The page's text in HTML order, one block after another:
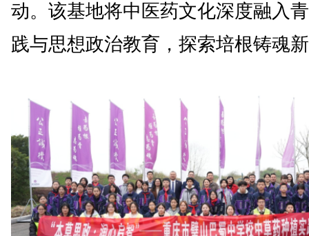
动。该基地将中医药文化深度融入
践与思想政治教育，探索培根铸魂